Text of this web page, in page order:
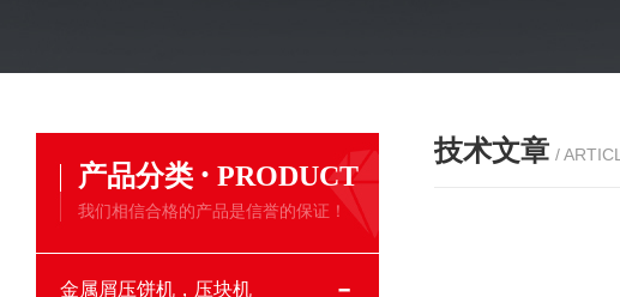
产品分类 · PRODUCT
我们相信合格的产品是信誉的保证！
金属屑压饼机，压块机
技术文章 /